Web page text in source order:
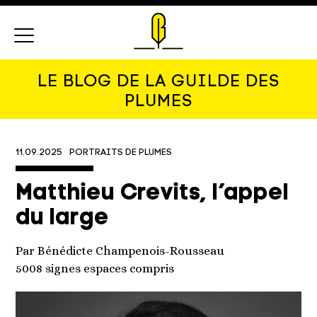
LE BLOG DE LA GUILDE DES
PLUMES
11.09.2025 PORTRAITS DE PLUMES
Matthieu Crevits, l’appel
du large
Par Bénédicte Champenois-Rousseau
5008 signes espaces compris